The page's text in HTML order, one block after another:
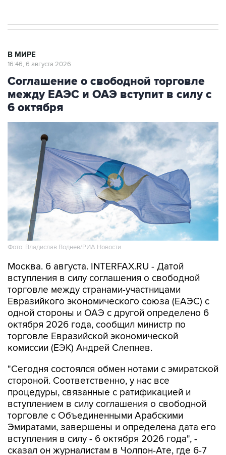
В МИРЕ
16:46, 6 августа 2026
Соглашение о свободной торговле
между ЕАЭС и ОАЭ вступит в силу с
6 октября
Фото: Владислав Воднев/РИА Новости
Москва. 6 августа. INTERFAX.RU - Датой
вступления в силу соглашения о свободной
торговле между странами-участницами
Евразийкого экономического союза (ЕАЭС) с
одной стороны и ОАЭ с другой определено 6
октября 2026 года, сообщил министр по
торговле Евразийской экономической
комиссии (ЕЭК) Андрей Слепнев.
"Сегодня состоялся обмен нотами с эмиратской
стороной. Соответственно, у нас все
процедуры, связанные с ратификацией и
вступлением в силу соглашения о свободной
торговле с Объединенными Арабскими
Эмиратами, завершены и определена дата его
вступления в силу - 6 октября 2026 года", -
сказал он журналистам в Чолпон-Ате, где 6-7